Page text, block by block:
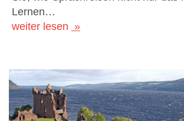
Lernen…
weiter lesen